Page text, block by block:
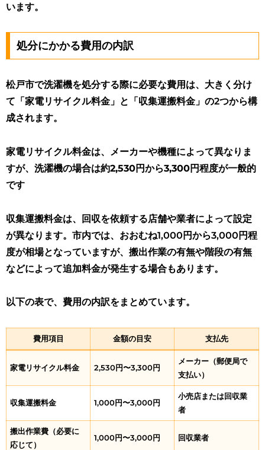
います。
処分にかかる費用の内訳
松戸市で洗濯機を処分する際に必要な費用は、大きく分け
て「家電リサイクル料金」と「収集運搬料金」の2つから構
成されます。
家電リサイクル料金は、メーカーや機種によって異なりま
すが、洗濯機の場合は約2,530円から3,300円程度が一般的
です
収集運搬料金は、回収を依頼する店舗や業者によって設定
が異なります。市内では、おおむね1,000円から3,000円程
度が相場となっていますが、搬出作業の有無や階段の有無
などによって追加料金が発生する場合もあります。
以下の表で、費用の内訳をまとめています。
費用項目 金額の目安 支払先
家電リサイクル料金 2,530円〜3,300円
メーカー（郵便局で
支払い）
収集運搬料金 1,000円〜3,000円
小売店または回収業
者
搬出作業費（必要に
応じて）
1,000円〜3,000円 回収業者